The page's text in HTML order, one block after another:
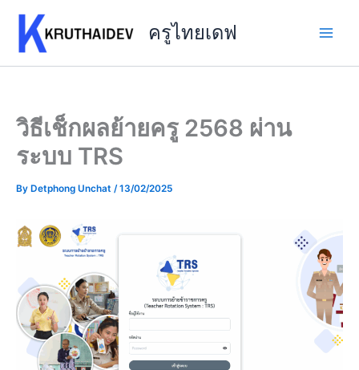
content
ครูไทยเดฟ
วิธีเช็กผลย้ายครู 2568 ผ่าน
ระบบ TRS
By Detphong Unchat /13/02/2025